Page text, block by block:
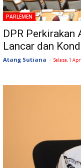
PARLEMEN
DPR Perkirakan
Lancar dan
Atang Sutiana - Selasa, 1